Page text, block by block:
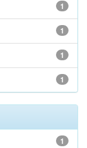
1
1
1
1
1